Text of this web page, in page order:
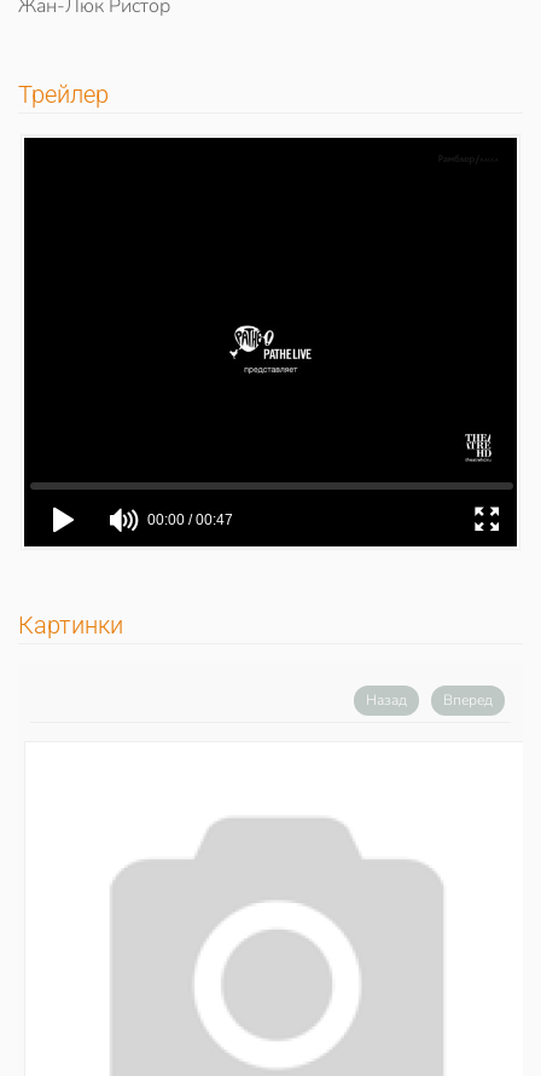
Жан-Люк Ристор
Трейлер
Картинки
Назад Вперед